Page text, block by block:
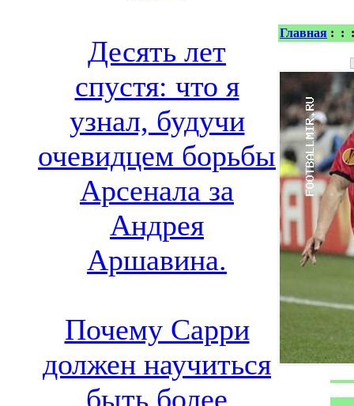
Десять лет
спустя: что я
узнал, будучи
очевидцем борьбы
Арсенала за
Андрея
Аршавина.
Почему Сарри
должен научиться
быть более
Главная : :